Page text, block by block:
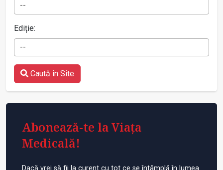
--
Ediție:
--
Caută în Site
Abonează-te la Viața
Medicală!